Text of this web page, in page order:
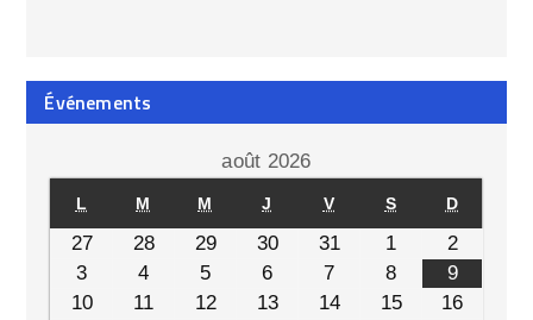
Événements
août 2026
L M M J V S D
27 28 29 30 31 1
2
3
4 5 6 7 8
9
10
11 12 13 14 15
16